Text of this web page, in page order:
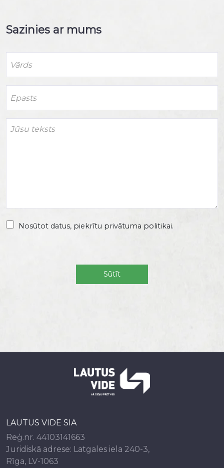
Sazinies ar mums
Nosūtot datus, piekrītu privātuma politikai.
LAUTUS VIDE SIA
Reģ.nr. 44103141663
Juridiskā adrese: Latgales iela 240-3,
Rīga, LV-1063